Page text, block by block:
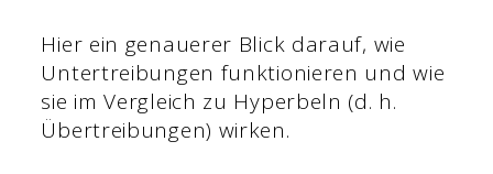
Hier ein genauerer Blick darauf, wie
Untertreibungen funktionieren und wie
sie im Vergleich zu Hyperbeln (d. h.
Übertreibungen) wirken.